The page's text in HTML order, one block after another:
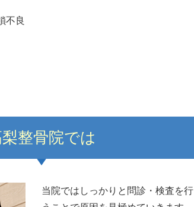
不良
整骨院では
当院ではしっかりと問診・検査を行